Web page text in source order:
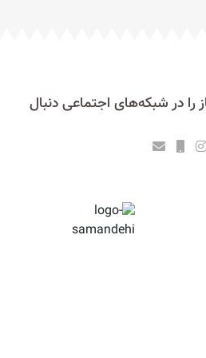
را در شبکه‌های اجتماعی دنبال